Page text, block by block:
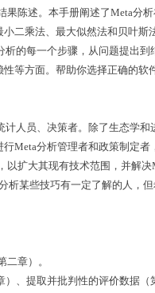
陈述。本手册阐述了Meta分
二乘法、最大似然法和贝叶
的每一个步骤，从问题提出
等方面。帮助你选择正确的软
人员、决策者。除了生态学
Meta分析管理者和政策制定
扩大其现有技术范围，并解
某些技巧有一定了解的人，
章）。
、提取并批判性的评价数据（